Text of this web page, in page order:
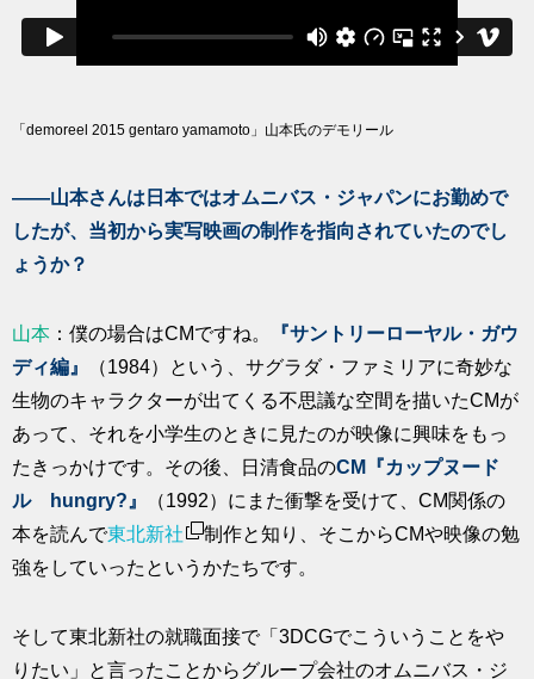
「demoreel 2015 gentaro yamamoto」山本氏のデモリール
――山本さんは日本ではオムニバス・ジャパンにお勤めで
したが、当初から実写映画の制作を指向されていたのでし
ょうか？
山本 ：僕の場合はCMですね。
『サントリーローヤル・ガウ
ディ編』
（1984）という、サグラダ・ファミリアに奇妙な
生物のキャラクターが出てくる不思議な空間を描いたCMが
あって、それを小学生のときに見たのが映像に興味をもっ
たきっかけです。その後、日清食品のCM『カップヌード
ル hungry?』
（1992）にまた衝撃を受けて、CM関係の
本を読んで東北新社
制作と知り、そこからCMや映像の勉
強をしていったというかたちです。
そして東北新社の就職面接で「3DCGでこういうことをや
りたい」と言ったことからグループ会社のオムニバス・ジ